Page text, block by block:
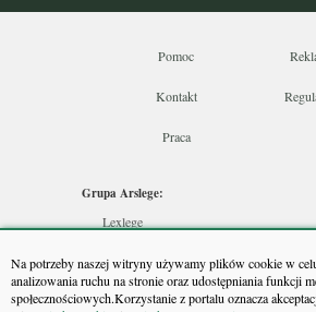
Na potrzeby naszej witryny używamy plików cookie w
analizowania ruchu na stronie oraz udostępniania funkcji
społecznościowych.Korzystanie z portalu oznacza
Pomoc
Kontakt
Praca
Grupa Arslege:
Lexlege
Skarbowcy
Urzędnik